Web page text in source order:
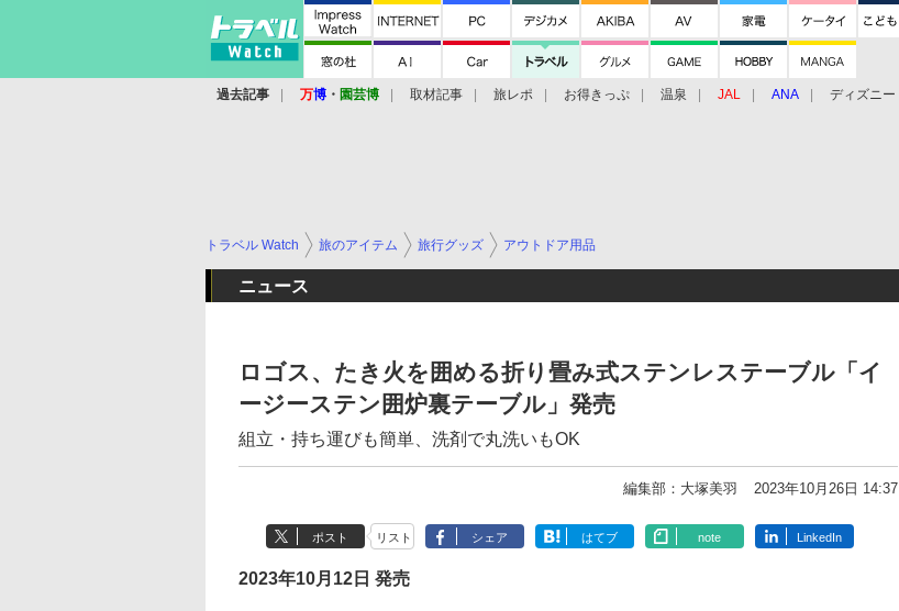
過去記事 万博 ・ 園芸博 取材記事 旅レポ お得きっぷ 温泉 JAL ANA ディズニー
トラベル Watch 旅のアイテム 旅行グッズ アウトドア用品
ニュース
ロゴス、たき火を囲める折り畳み式ステンレステーブル「イ
ージーステン囲炉裏テーブル」発売
組立・持ち運びも簡単、洗剤で丸洗いもOK
編集部：大塚美羽 2023年10月26日 14:37
ポスト リスト シェア はてブ note LinkedIn
2023年10月12日 発売